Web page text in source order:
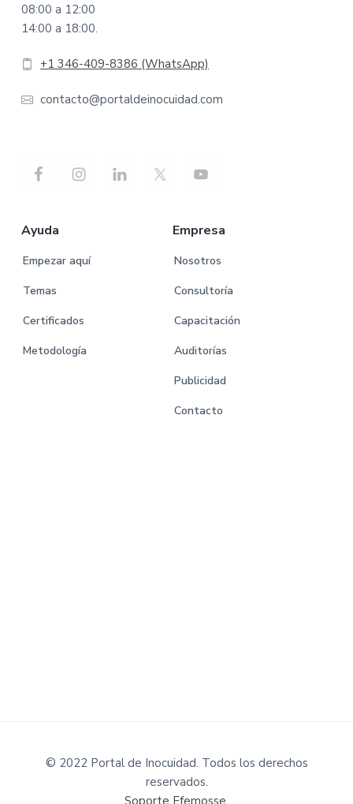
08:00 a 12:00
14:00 a 18:00.
+1 346-409-8386 (WhatsApp)
contacto@portaldeinocuidad.com
Ayuda
Empezar aquí
Temas
Certificados
Metodología
Empresa
Nosotros
Consultoría
Capacitación
Auditorías
Publicidad
Contacto
© 2022 Portal de Inocuidad. Todos los derechos
reservados.
Soporte Efemosse